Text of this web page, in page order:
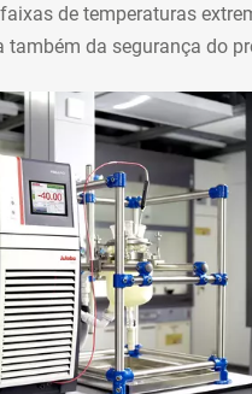
de temperaturas
também da segurança do